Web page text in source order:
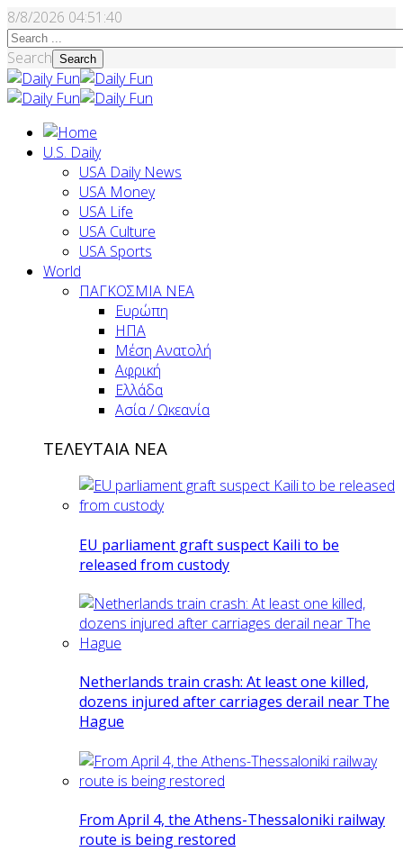
8/8/2026 04:51:41
Search Search
U.S. Daily
USA Daily News
USA Money
USA Life
USA Culture
USA Sports
World
ΠΑΓΚΟΣΜΙΑ ΝΕΑ
Ευρώπη
ΗΠΑ
Μέση Ανατολή
Αφρική
Ελλάδα
Ασία / Ωκεανία
ΤΕΛΕΥΤΑΙΑ ΝΕΑ
EU parliament graft suspect Kaili to be
released from custody
Netherlands train crash: At least one killed,
dozens injured after carriages derail near The
Hague
From April 4, the Athens-Thessaloniki railway
route is being restored